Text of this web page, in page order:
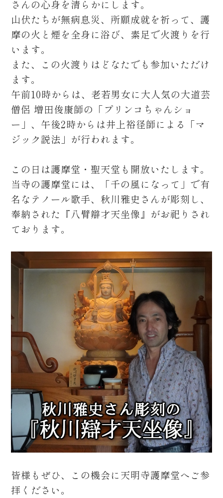
さんの心身を清らかにします。
山伏たちが無病息災、所願成就を祈って、護
摩の火と煙を全身に浴び、素足で火渡りを行
います。
また、この火渡りはどなたでも参加いただけ
ます。
午前10時からは、老若男女に大人気の大道芸
僧侶 増田俊康師の「プリンコちゃんショ
ー」、午後2時からは井上裕径師による「マ
ジック説法」が行われます。
この日は護摩堂・聖天堂も開放いたします。
当寺の護摩堂には、「千の風になって」で有
名なテノール歌手、秋川雅史さんが彫刻し、
奉納された『八臂辯才天坐像』がお祀りされ
ております。
皆様もぜひ、この機会に天明寺護摩堂へご参
拝ください。